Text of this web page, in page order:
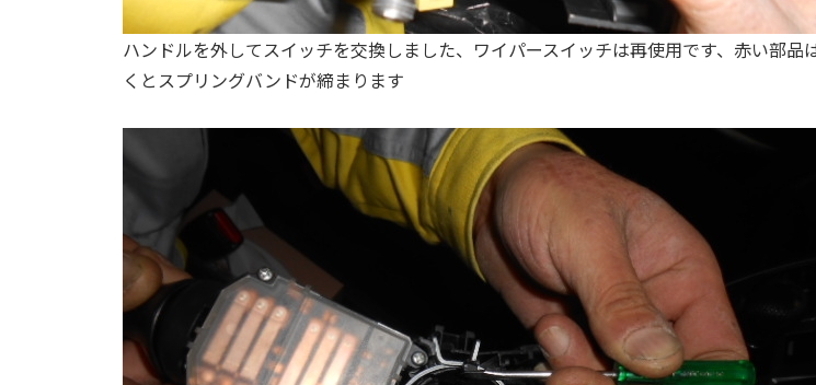
ハンドルを外してスイッチを交換しました、ワイパースイッチは再使用です、赤い部品
くとスプリングバンドが締まります